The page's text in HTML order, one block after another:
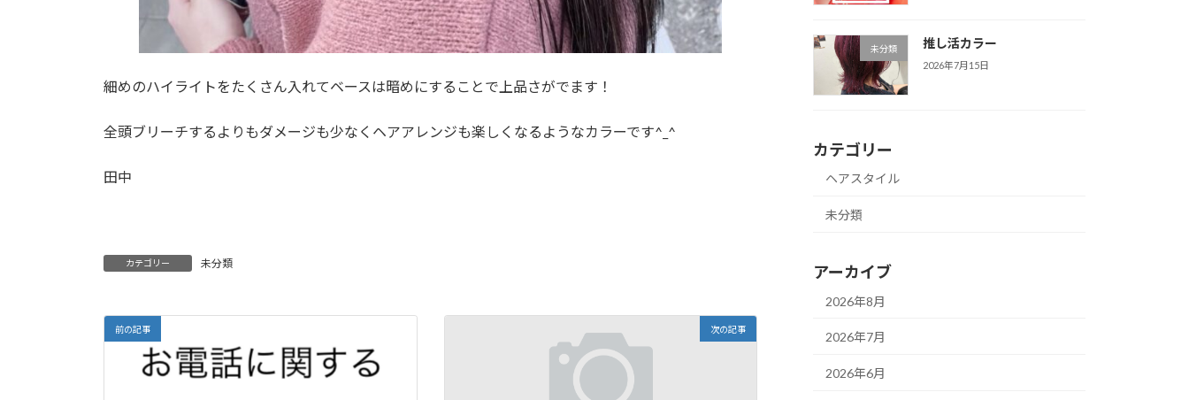
細めのハイライトをたくさん入れてベースは暗めにすることで上品さがでます！
全頭ブリーチするよりもダメージも少なくヘアアレンジも楽しくなるようなカラーです^_^
田中
カテゴリー 未分類
前の記事 次の記事
未分類 推し活カラー
2026年7月15日
カテゴリー
ヘアスタイル
未分類
アーカイブ
2026年8月
2026年7月
2026年6月